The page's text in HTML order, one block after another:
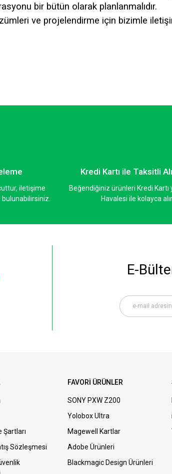
bir bütün olarak planlanmalıdır.
ve projelendirme için bizimle
iletişime
Kredi Kartı ile Taksitli
Beğendiğiniz ürünleri Kredi Kartı
Havalesi ile kolayca
E-
Şartları
Sözleşmesi
FAVORİ ÜRÜNLER
SONY PXW Z200
Yolobox Ultra
Magewell Kartlar
Adobe Ürünleri
Blackmagic Design Ürünleri